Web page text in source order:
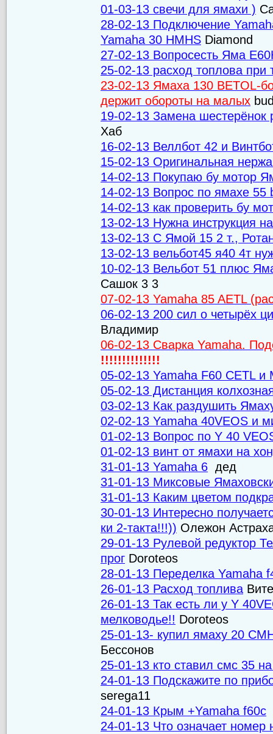
01-03-13 свечи для ямахи )
28-02-13 Подключение
Yamaha 30 HMHS Diamond
27-02-13 Вопросесть Яма
25-02-13 расход топлова при
23-02-13 Ямаха 130 BETOL-
держит обороты на малых
19-02-13 Замена шестерёнок
Хаб
16-02-13 Веллбот 42 и
15-02-13 Оригинальная
14-02-13 Покупаю бу мотор
14-02-13 Вопрос по ямахе 55
14-02-13 как проверить бу
13-02-13 Нужна инструкция
13-02-13 С Ямой 15 2 т.,
13-02-13 вельбот45 я40 4т
10-02-13 Вельбот 51 плюс
Сашок 3 3
07-02-13 Yamaha 85 AETL
06-02-13 200 сил о четырёх
Владимир
06-02-13 Сварка Yamaha.
!!!!!!!!!!!!!!
05-02-13 Yamaha F60 CETL и
05-02-13 Дистанция
03-02-13 Как раздушить
02-02-13 Yamaha 40VEOS и
01-02-13 Вопрос по Y 40
01-02-13 винт от ямахи на
31-01-13 Yamaha 6 дед
31-01-13 Миксовые
31-01-13 Каким цветом
30-01-13 Интересно
ки 2-такта!!!)) Олежон
29-01-13 Рулевой редуктор
прог Doroteos
28-01-13 Переделка Yamaha
26-01-13 Расход топлива
26-01-13 Так есть ли у Y
мелководье!! Doroteos
25-01-13- купил ямаху 20
Бессонов
25-01-13 кто ставил смс 35
24-01-13 Подскажите по
serega11
24-01-13 Крым +Yamaha f60c
24-01-13 Что означает номер